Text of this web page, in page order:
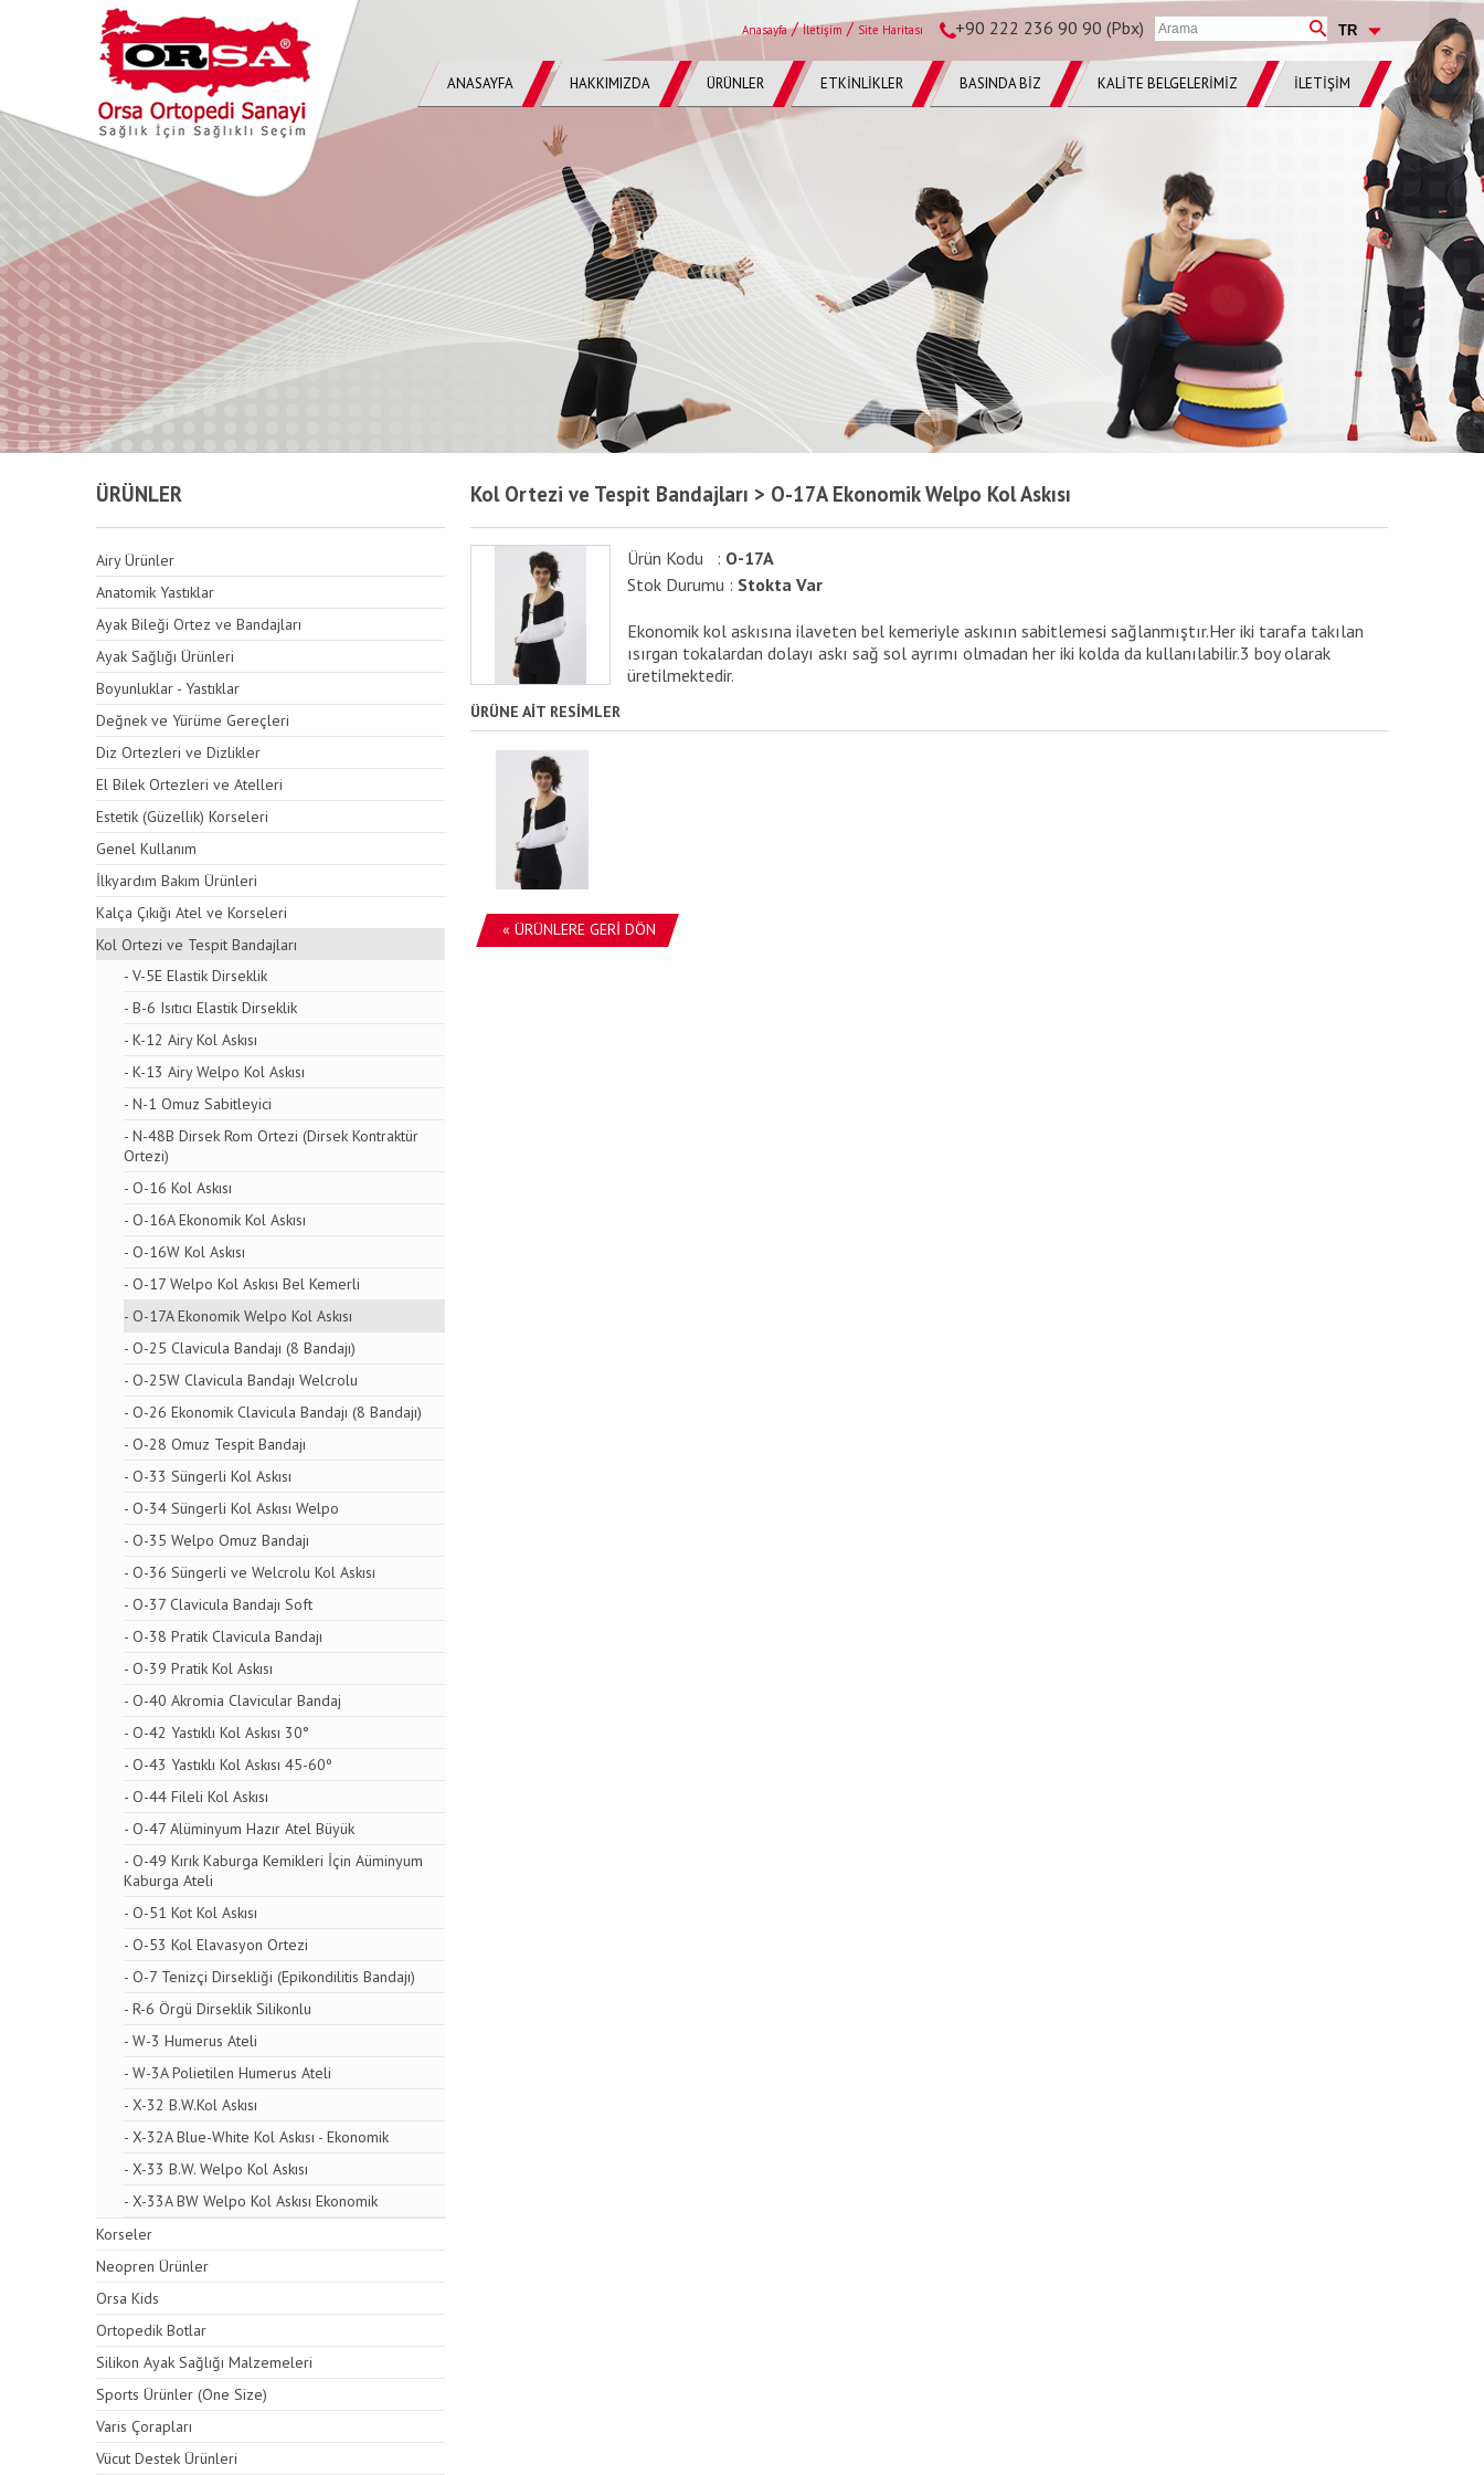
+90 222 236 90 90 (Pbx)
Anasayfa/İletişim/Site Haritası
ANASAYFA HAKKIMIZDA ÜRÜNLER ETKİNLİKLER BASINDA BİZ KALİTE BELGELERİMİZ İLETİŞİM
ÜRÜNLER
Airy Ürünler
Anatomik Yastıklar
Ayak Bileği Ortez ve Bandajları
Ayak Sağlığı Ürünleri
Boyunluklar - Yastıklar
Değnek ve Yürüme Gereçleri
Diz Ortezleri ve Dizlikler
El Bilek Ortezleri ve Atelleri
Estetik (Güzellik) Korseleri
Genel Kullanım
İlkyardım Bakım Ürünleri
Kalça Çıkığı Atel ve Korseleri
Kol Ortezi ve Tespit Bandajları
- V-5E Elastik Dirseklik
- B-6 Isıtıcı Elastik Dirseklik
- K-12 Airy Kol Askısı
- K-13 Airy Welpo Kol Askısı
- N-1 Omuz Sabitleyici
- N-48B Dirsek Rom Ortezi (Dirsek Kontraktür
Ortezi)
- O-16 Kol Askısı
- O-16A Ekonomik Kol Askısı
- O-16W Kol Askısı
- O-17 Welpo Kol Askısı Bel Kemerli
- O-17A Ekonomik Welpo Kol Askısı
- O-25 Clavicula Bandajı (8 Bandajı)
- O-25W Clavicula Bandajı Welcrolu
- O-26 Ekonomik Clavicula Bandajı (8 Bandajı)
- O-28 Omuz Tespit Bandajı
- O-33 Süngerli Kol Askısı
- O-34 Süngerli Kol Askısı Welpo
- O-35 Welpo Omuz Bandajı
- O-36 Süngerli ve Welcrolu Kol Askısı
- O-37 Clavicula Bandajı Soft
- O-38 Pratik Clavicula Bandajı
- O-39 Pratik Kol Askısı
- O-40 Akromia Clavicular Bandaj
- O-42 Yastıklı Kol Askısı 30°
- O-43 Yastıklı Kol Askısı 45-60º
- O-44 Fileli Kol Askısı
- O-47 Alüminyum Hazır Atel Büyük
- O-49 Kırık Kaburga Kemikleri İçin Aüminyum
Kaburga Ateli
- O-51 Kot Kol Askısı
- O-53 Kol Elavasyon Ortezi
- O-7 Tenizçi Dirsekliği (Epikondilitis Bandajı)
- R-6 Örgü Dirseklik Silikonlu
- W-3 Humerus Ateli
- W-3A Polietilen Humerus Ateli
- X-32 B.W.Kol Askısı
- X-32A Blue-White Kol Askısı - Ekonomik
- X-33 B.W. Welpo Kol Askısı
- X-33A BW Welpo Kol Askısı Ekonomik
Korseler
Neopren Ürünler
Orsa Kids
Ortopedik Botlar
Silikon Ayak Sağlığı Malzemeleri
Sports Ürünler (One Size)
Varis Çorapları
Vücut Destek Ürünleri
Kol Ortezi ve Tespit Bandajları > O-17A Ekonomik Welpo Kol Askısı
Ürün Kodu : O-17A
Stok Durumu : Stokta Var
Ekonomik kol askısına ilaveten bel kemeriyle askının sabitlemesi sağlanmıştır.Her iki tarafa takılan
ısırgan tokalardan dolayı askı sağ sol ayrımı olmadan her iki kolda da kullanılabilir.3 boy olarak
üretilmektedir.
ÜRÜNE AİT RESİMLER
« ÜRÜNLERE GERİ DÖN